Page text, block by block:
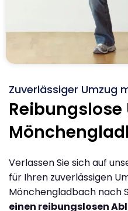
Zuverlässiger Umzug
Reibungslose
Verlassen Sie sich auf
für Ihren zuverlässigen
Mönchengladbach nach
einen reibungslosen